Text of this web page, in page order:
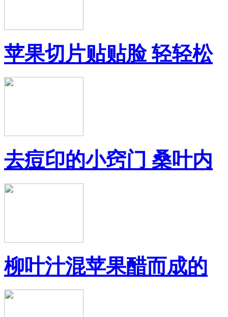
苹果切片贴贴脸 轻轻松
去痘印的小窍门 桑叶内
柳叶汁混苹果醋而成的